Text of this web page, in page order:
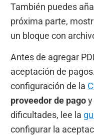
También puedes
próxima parte,
un bloque con
Antes de agregar
aceptación de
configuración de la
proveedor de pago
dificultades, lee la
configurar la